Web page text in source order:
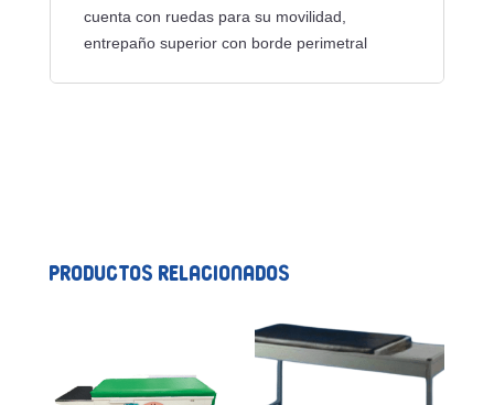
cuenta con ruedas para su movilidad,
entrepaño superior con borde perimetral
Productos relacionados